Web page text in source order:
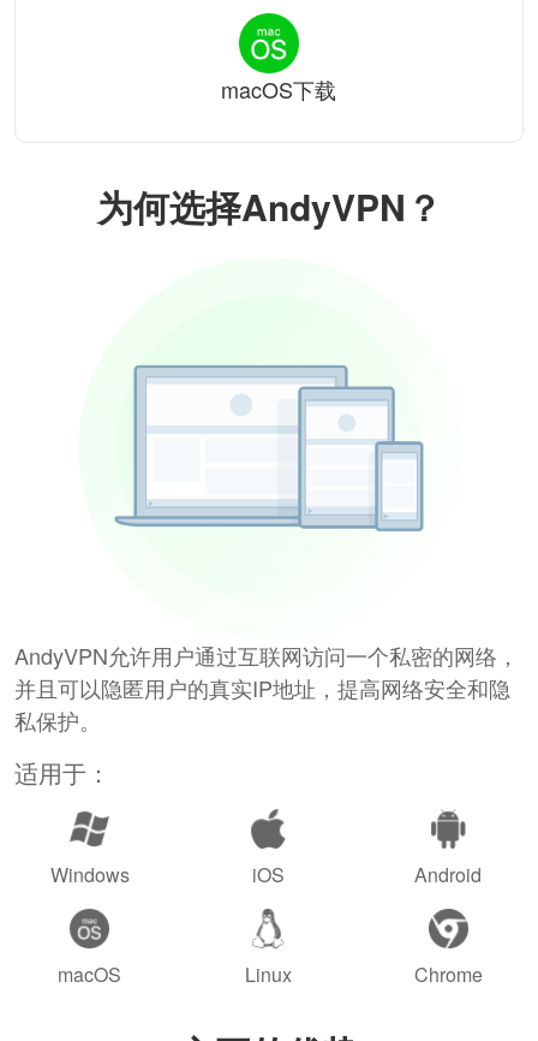
为何选择AndyVPN？
AndyVPN允许用户通过互联网访问一个私密的网络，
并且可以隐匿用户的真实IP地址，提高网络安全和隐
私保护。
适用于：
Windows iOS Android
macOS Linux Chrome
macOS下载